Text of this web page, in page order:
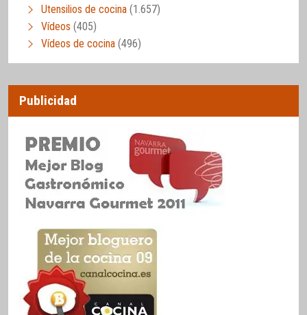
Utensilios de cocina (1.657)
Vídeos (405)
Vídeos de cocina (496)
Publicidad